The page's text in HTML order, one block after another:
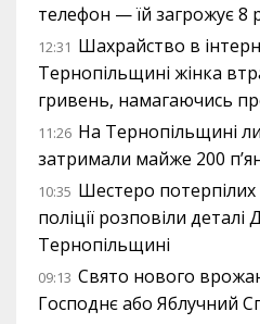
телефон — їй загрожує 8
12:31 Шахрайство в
Тернопільщині жінка
гривень, намагаючись
11:26 На Тернопільщині
затримали майже 200
10:35 Шестеро потерпілих
поліції розповіли деталі
Тернопільщині
09:13 Свято нового
Господнє або Яблучний